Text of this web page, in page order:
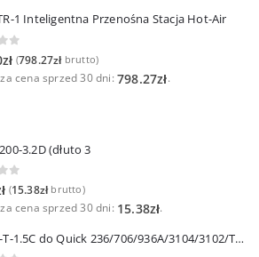
1 Inteligentna Przenośna Stacja Hot-Air
zł (798.27złbrutto)
cena sprzed 30 dni: 798.27zł.
3.2D (dłuto 3
of 5
(15.38złbrutto)
cena sprzed 30 dni: 15.38zł.
Grot Q-T-1.5C do Quick 236/706/936A/3104/3102/TS1100